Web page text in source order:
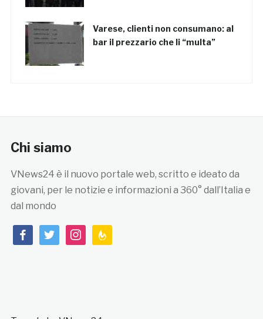
Varese, clienti non consumano: al
bar il prezzario che li “multa”
Chi siamo
VNews24 è il nuovo portale web, scritto e ideato da
giovani, per le notizie e informazioni a 360° dall’Italia e
dal mondo
facebooktwitterinstagramfeedburner